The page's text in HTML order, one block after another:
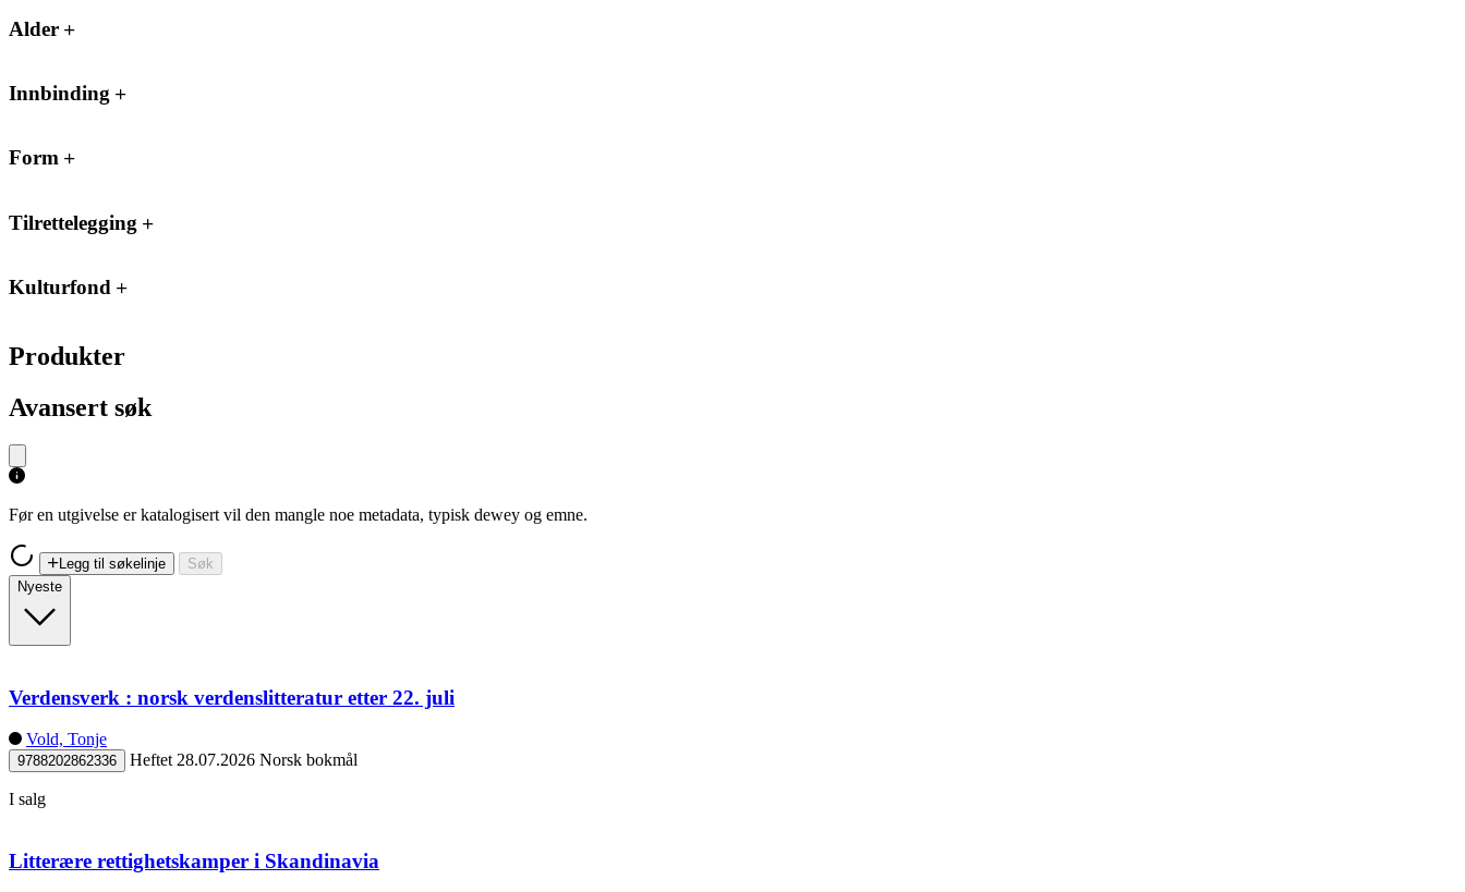
Alder
Innbinding
Form
Tilrettelegging
Kulturfond
Produkter
Avansert søk
Før en utgivelse er katalogisert vil den mangle noe metadata, typisk dewey og emne.
Legg til søkelinje
Søk
Nyeste
Verdensverk : norsk verdenslitteratur etter 22. juli
Vold, Tonje
9788202862336 Heftet 28.07.2026 Norsk bokmål
I salg
Litterære rettighetskamper i Skandinavia